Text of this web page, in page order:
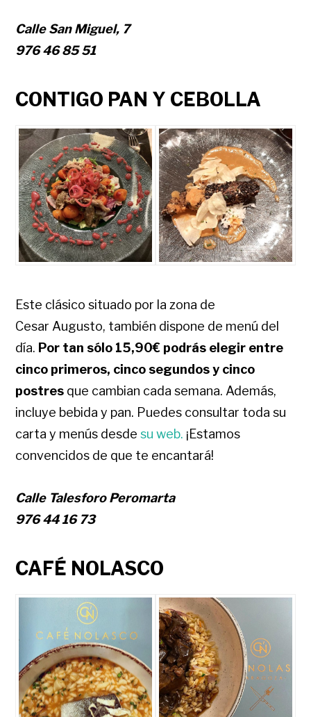
Calle San Miguel, 7
976 46 85 51
CONTIGO PAN Y CEBOLLA
Este clásico situado por la zona de
Cesar Augusto, también dispone de menú del
día. Por tan sólo 15,90€ podrás elegir entre
cinco primeros, cinco segundos y cinco
postres que cambian cada semana. Además,
incluye bebida y pan. Puedes consultar toda su
carta y menús desdesu web. ¡Estamos
convencidos de que te encantará!
Calle Talesforo Peromarta
976 44 16 73
CAFÉ NOLASCO